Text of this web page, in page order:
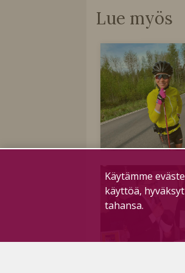
Lue myös
Käytämme
käyttöä,
tahansa.